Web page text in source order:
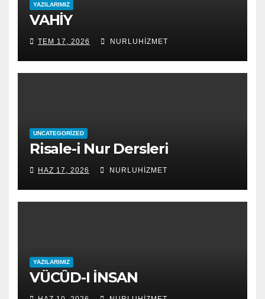
YAZILARIMIZ
VAHİY
TEM 17, 2026 NURLUHIZMET
UNCATEGORIZED
Risale-i Nur Dersleri
HAZ 17, 2026 NURLUHIZMET
YAZILARIMIZ
VÜCÛD-I İNSAN